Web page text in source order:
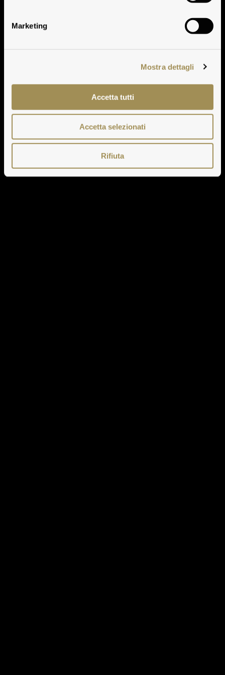
Marketing
Mostra dettagli
Accetta tutti
Accetta selezionati
Rifiuta